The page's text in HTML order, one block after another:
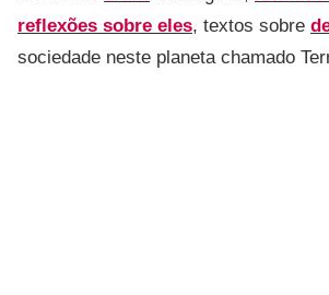
reflexões sobre eles, textos sobre
sociedade neste planeta chamado